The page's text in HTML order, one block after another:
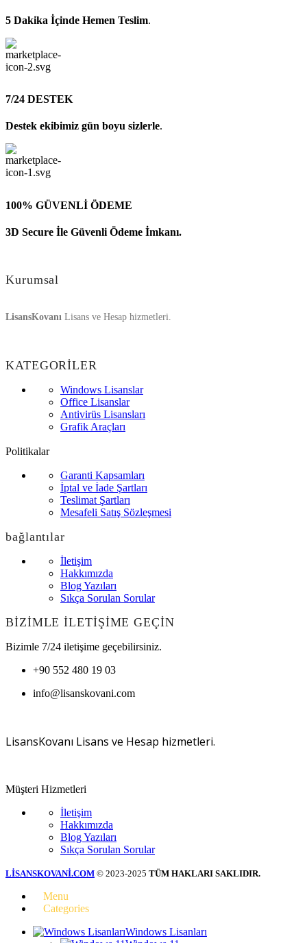
5 Dakika İçinde Hemen Teslim.
7/24 DESTEK
Destek ekibimiz gün boyu sizlerle.
100% GÜVENLİ ÖDEME
3D Secure İle Güvenli Ödeme İmkanı.
Kurumsal
LisansKovanı Lisans ve Hesap hizmetleri.
KATEGORİLER
Windows Lisanslar
Office Lisanslar
Antivirüs Lisansları
Grafik Araçları
Politikalar
Garanti Kapsamları
İptal ve İade Şartları
Teslimat Şartları
Mesafeli Satış Sözleşmesi
bağlantılar
İletişim
Hakkımızda
Blog Yazıları
Sıkça Sorulan Sorular
BİZİMLE İLETİŞİME GEÇİN
Bizimle 7/24 iletişime geçebilirsiniz.
+90 552 480 19 03
info@lisanskovani.com
LisansKovanı Lisans ve Hesap hizmetleri.
Müşteri Hizmetleri
İletişim
Hakkımızda
Blog Yazıları
Sıkça Sorulan Sorular
LİSANSKOVANİ.COM © 2023-2025 TÜM HAKLARI SAKLIDIR.
Menu
Categories
Windows Lisanları